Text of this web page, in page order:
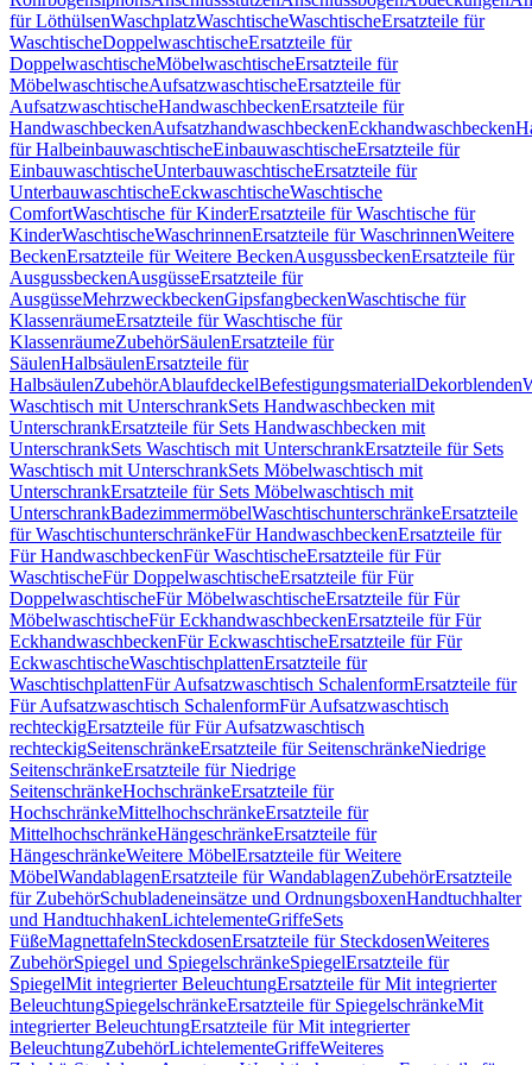
für LöthülsenWaschplatzWaschtischeWaschtischeErsatzteile für
WaschtischeDoppelwaschtischeErsatzteile für
DoppelwaschtischeMöbelwaschtischeErsatzteile für
MöbelwaschtischeAufsatzwaschtischeErsatzteile für
AufsatzwaschtischeHandwaschbeckenErsatzteile für
HandwaschbeckenAufsatzhandwaschbeckenEckhandwaschbecken
für HalbeinbauwaschtischeEinbauwaschtischeErsatzteile für
EinbauwaschtischeUnterbauwaschtischeErsatzteile für
UnterbauwaschtischeEckwaschtischeWaschtische
ComfortWaschtische für KinderErsatzteile für Waschtische für
KinderWaschtischeWaschrinnenErsatzteile für WaschrinnenWeitere
BeckenErsatzteile für Weitere BeckenAusgussbeckenErsatzteile für
AusgussbeckenAusgüsseErsatzteile für
AusgüsseMehrzweckbeckenGipsfangbeckenWaschtische für
KlassenräumeErsatzteile für Waschtische für
KlassenräumeZubehörSäulenErsatzteile für
SäulenHalbsäulenErsatzteile für
HalbsäulenZubehörAblaufdeckelBefestigungsmaterialDekorblenden
Waschtisch mit UnterschrankSets Handwaschbecken mit
UnterschrankErsatzteile für Sets Handwaschbecken mit
UnterschrankSets Waschtisch mit UnterschrankErsatzteile für Sets
Waschtisch mit UnterschrankSets Möbelwaschtisch mit
UnterschrankErsatzteile für Sets Möbelwaschtisch mit
UnterschrankBadezimmermöbelWaschtischunterschränkeErsatzteile
für WaschtischunterschränkeFür HandwaschbeckenErsatzteile für
Für HandwaschbeckenFür WaschtischeErsatzteile für Für
WaschtischeFür DoppelwaschtischeErsatzteile für Für
DoppelwaschtischeFür MöbelwaschtischeErsatzteile für Für
MöbelwaschtischeFür EckhandwaschbeckenErsatzteile für Für
EckhandwaschbeckenFür EckwaschtischeErsatzteile für Für
EckwaschtischeWaschtischplattenErsatzteile für
WaschtischplattenFür Aufsatzwaschtisch SchalenformErsatzteile für
Für Aufsatzwaschtisch SchalenformFür Aufsatzwaschtisch
rechteckigErsatzteile für Für Aufsatzwaschtisch
rechteckigSeitenschränkeErsatzteile für SeitenschränkeNiedrige
SeitenschränkeErsatzteile für Niedrige
SeitenschränkeHochschränkeErsatzteile für
HochschränkeMittelhochschränkeErsatzteile für
MittelhochschränkeHängeschränkeErsatzteile für
HängeschränkeWeitere MöbelErsatzteile für Weitere
MöbelWandablagenErsatzteile für WandablagenZubehörErsatzteile
für ZubehörSchubladeneinsätze und OrdnungsboxenHandtuchhalter
und HandtuchhakenLichtelementeGriffeSets
FüßeMagnettafelnSteckdosenErsatzteile für SteckdosenWeiteres
ZubehörSpiegel und SpiegelschränkeSpiegelErsatzteile für
SpiegelMit integrierter BeleuchtungErsatzteile für Mit integrierter
BeleuchtungSpiegelschränkeErsatzteile für SpiegelschränkeMit
integrierter BeleuchtungErsatzteile für Mit integrierter
BeleuchtungZubehörLichtelementeGriffeWeiteres